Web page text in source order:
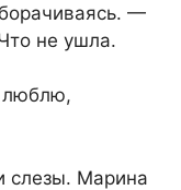
—
не ушла.
люблю,
слезы. Марина